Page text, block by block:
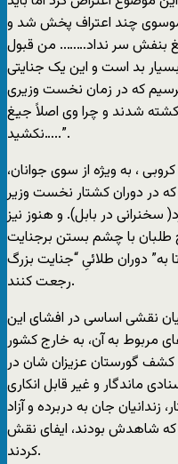
چند اعتراف پخش شد و
بنفش سر نداد…….. من قبول
بد است و اين يک جنايتی
که در زمان نخست وزيری
شدند و چرا وی اصلاً جيغ
نکشيد…..”.
، به ويژه از سوی جوانان،
در دوران کشتار نخست وزير
سخنرانی در بابل). و هنوز نيز
طلبان با چشم بستن برجنايت
تا به” دوران طلائیِ “جنايت بزرگ
رجعت کنند.
نقشی اساسی در افشای اين
مربوط به آن، به خارج کشور
کشف گورستان عزيزان شان در
ماندگار و غير قابل انکاری
زندانيان جان به دربرده و آزاد
که شاهدش بودند، ايفای نقش
کردند.